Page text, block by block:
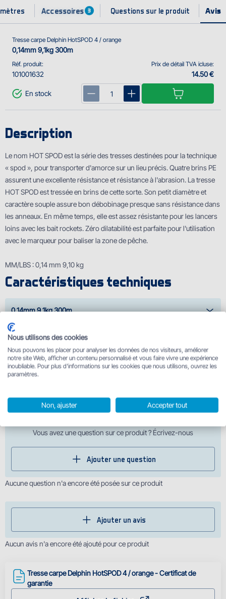
Accessoires 3 Questions sur le produit
Réf. produit:
101001632
Tresse carpe Delphin HotSPOD 4 / orange
0,14mm 9,1kg 300m
Prix de détail TVA icluse:
14.50 €
En stock
Description
Le nom HOT SPOD est la série des tresses destinées pour la technique
« spod », pour transporter d'amorce sur un lieu précis. Quatre brins PE
assurent une excellente résistance et résistance à l'abrasion. La tresse
HOT SPOD est tressée en brins de cette sorte. Son petit diamѐtre et
caractère souple assure bon débobinage presque sans résistance dans
les anneaux. En même temps, elle est assez résistante pour les lancers
loins avec les bait rockets. Zéro dilatabilité est parfaite pour l'utilisation
avec le marqueur pour baliser la zone de pêche.
MM/LBS : 0,14 mm 9,10 kg
Caractéristiques techniques
0,14mm 9,1kg 300m
Pinces à tresse
à partir de 11.95 €
Vous avez une question sur ce produit ? Écrivez-nous
Ajouter une question
Aucune question n'a encore été posée sur ce produit
Ajouter un avis
Aucun avis n'a encore été ajouté pour ce produit
Tresse carpe Delphin HotSPOD 4 / orange - Certificat de
garantie
Nous utilisons des cookies
Nous pouvons les placer pour analyser les données de nos visiteurs, améliorer
notre site Web, afficher un contenu personnalisé et vous faire vivre une expérience
inoubliable. Pour plus d'informations sur les cookies que nous utilisons, ouvrez les
paramètres.
Non, ajuster Accepter tout